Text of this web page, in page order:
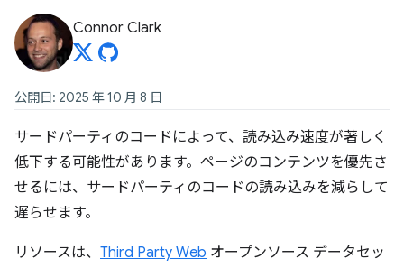
Connor Clark
公開日: 2025 年 10 月 8 日
サードパーティのコードによって、読み込み速度が著しく
低下する可能性があります。ページのコンテンツを優先さ
せるには、サードパーティのコードの読み込みを減らして
遅らせます。
リソースは、 Third Party Web オープンソース データセッ